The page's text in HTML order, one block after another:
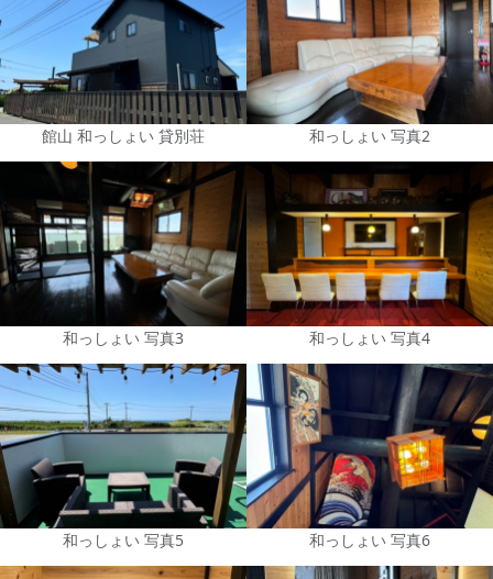
館山 和っしょい 貸別荘 和っしょい 写真2
和っしょい 写真3 和っしょい 写真4
和っしょい 写真5 和っしょい 写真6